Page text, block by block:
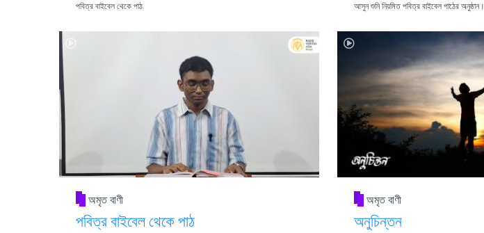
পবিত্র বাইবেল থেকে পাঠ আসুন শুনি নিয়মিত পবিত্র বাইবেল পাঠের অনুষ্ঠান।
অমৃত বাণী
পবিত্র বাইবেল থেকে পাঠ
অমৃত বাণী
অনুচিন্তন